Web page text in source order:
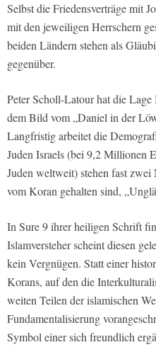
Selbst die Friedensverträge mit
mit den jeweiligen Herrschern
beiden Ländern stehen als
gegenüber.
Peter Scholl-Latour hat die Lage
dem Bild vom „Daniel in der
Langfristig arbeitet die
Juden Israels (bei 9,2 Millionen
Juden weltweit) stehen fast
vom Koran gehalten sind,
In Sure 9 ihrer heiligen Schrift
Islamversteher scheint diesen
kein Vergnügen. Statt einer
Korans, auf den die
weiten Teilen der islamischen
Fundamentalisierung
Symbol einer sich freundlich